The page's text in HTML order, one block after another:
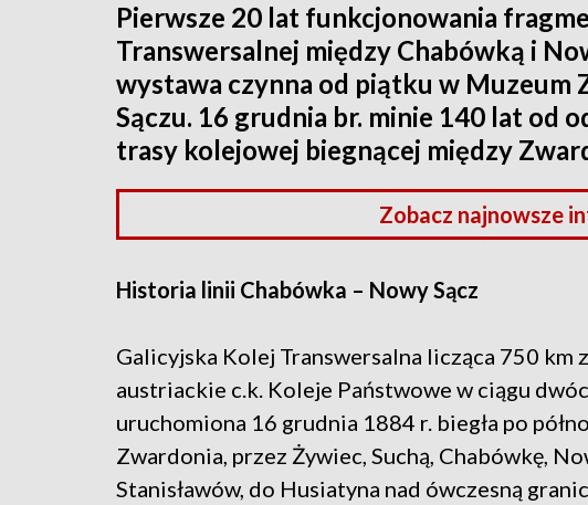
Pierwsze 20 lat funkcjonowania
Transwersalnej między Chabówką i
wystawa czynna od piątku w Muzeum
Sączu. 16 grudnia br. minie 140 lat od
trasy kolejowej biegnącej między
Zobacz najnowsze
Historia linii Chabówka – Nowy Sącz
Galicyjska Kolej Transwersalna licząca 750 km
austriackie c.k. Koleje Państwowe w ciągu
uruchomiona 16 grudnia 1884 r. biegła po
Zwardonia, przez Żywiec, Suchą, Chabówkę,
Stanisławów, do Husiatyna nad ówczesną